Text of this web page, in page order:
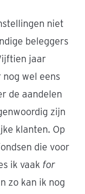
niet
beleggers
jaar
wel eens
de aandelen
zijn
klanten. Op
die voor
ik vaak for
zo kan ik nog